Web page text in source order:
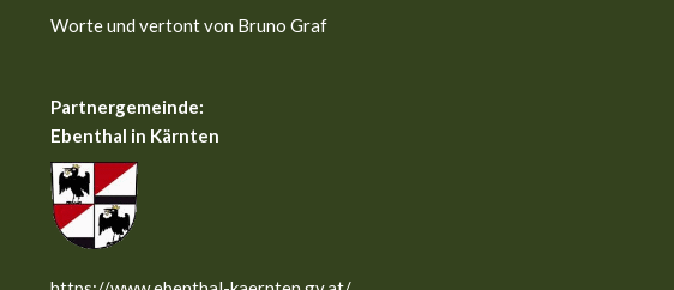
Worte und vertont von Bruno Graf
Partnergemeinde:
Ebenthal in Kärnten